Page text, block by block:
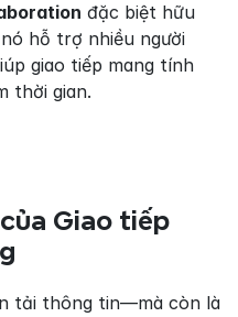
đặc biệt hữu
hỗ trợ nhiều người
giao tiếp mang tính
thời gian.
Giao tiếp
tải thông tin—mà còn là